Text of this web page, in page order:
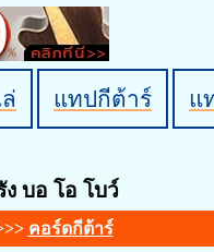
แทปกีต้าร์ แ
ง บอ โอ โบว์
คอร์ดกีต้าร์